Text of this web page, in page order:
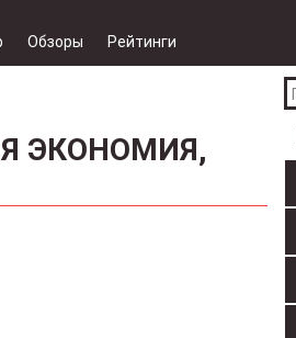
Обзоры Рейтинги
ЭКОНОМИЯ,